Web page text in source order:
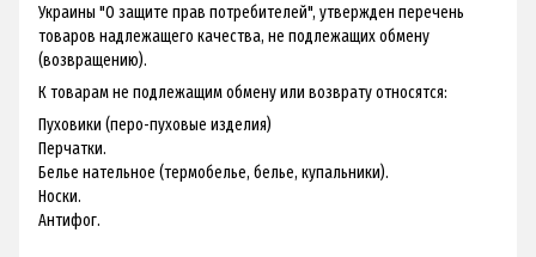
Украины "О защите прав потребителей", утвержден перечень
товаров надлежащего качества, не подлежащих обмену
(возвращению).
К товарам не подлежащим обмену или возврату относятся:
Пуховики (перо-пуховые изделия)
Перчатки.
Белье нательное (термобелье, белье, купальники).
Носки.
Антифог.